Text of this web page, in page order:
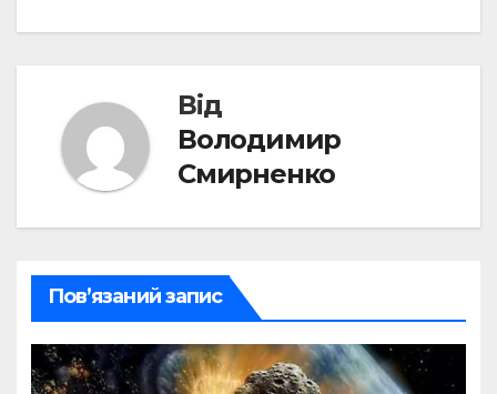
Від
Володимир
Смирненко
Пов’язаний запис